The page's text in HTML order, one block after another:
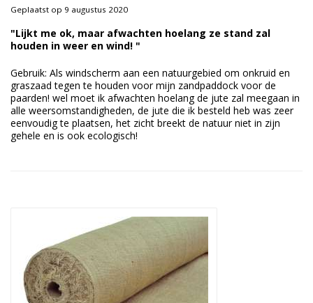
Geplaatst op 9 augustus 2020
"Lijkt me ok, maar afwachten hoelang ze stand zal
houden in weer en wind! "
Gebruik: Als windscherm aan een natuurgebied om onkruid en
graszaad tegen te houden voor mijn zandpaddock voor de
paarden! wel moet ik afwachten hoelang de jute zal meegaan in
alle weersomstandigheden, de jute die ik besteld heb was zeer
eenvoudig te plaatsen, het zicht breekt de natuur niet in zijn
gehele en is ook ecologisch!